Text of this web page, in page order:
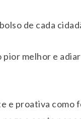
de cada
melhor e
e proativa como